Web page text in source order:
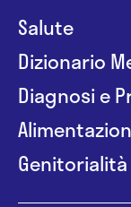
Salute
Dizionario
Diagnosi e
Genitorialità